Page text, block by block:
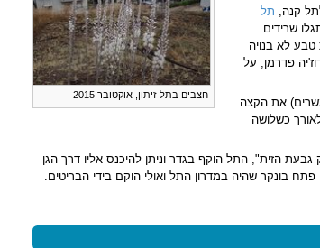
חצבים בתל זיתון, אוקטובר 2015
קנה, תל
בשנות ה- 50, בהן התגלו שרידים
לא בנויה
פדרמן, על
את הקצה
כשלושה
- "פארק גבעת הזית", התל הוקף בגדר וניתן להיכנס אליו דרך הגן
בונקר שהיה במדרון התל ואולי הוקם בידי הבריטים.